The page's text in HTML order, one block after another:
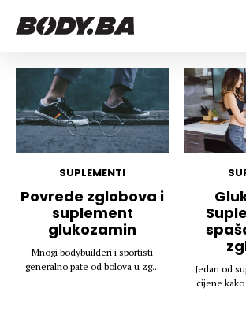
FITNESS
Vježbanje
Mršanje
Discipline
Indoor & Outdoor
BODYBUILDING
Trening i vježbe
Takmičarski bodybuilding
Savjeti
Ostalo
Dijete
Nutricionizam
Recepti
Suplementi
ZDRAVLJE
Um i tijelo
Povrede i bolesti
LIFESTYLE
SUPLEMENTI
Povrede zglobova i
suplement
glukozamin
Mnogi bodybuilderi i sportisti
generalno pate od bolova u zg...
Jedan od
cijene